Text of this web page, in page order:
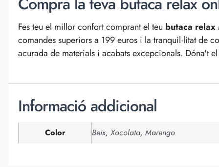
Fes teu el millor confort comprant el teu butaca relax
comandes superiors a 199 euros i la tranquil·litat de
acurada de materials i acabats excepcionals. Dóna't
Informació addicional
Color Beix, Xocolata, Marengo